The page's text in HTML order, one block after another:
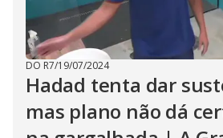
DO R7/19/07/2024
Hadad tenta dar
mas plano não dá